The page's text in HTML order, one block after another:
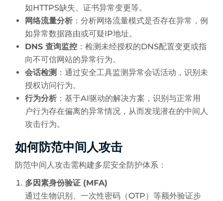
如HTTPS缺失、证书异常变更等。
网络流量分析 ：分析网络流量模式是否存在异常，例
如异常数据路由或可疑IP地址。
DNS 查询监控 ：检测未经授权的DNS配置变更或指
向不可信网站的异常行为。
会话检测 ：通过安全工具监测异常会话活动，识别未
授权访问行为。
行为分析 ：基于AI驱动的解决方案，识别与正常用
户行为存在偏离的异常情况，从而发现潜在的中间人
攻击行为。
如何防范中间人攻击
防范中间人攻击需构建多层安全防护体系：
多因素身份验证 (MFA)
通过生物识别、一次性密码（OTP）等额外验证步